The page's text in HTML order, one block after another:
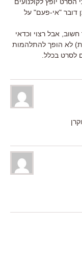
כך שכן דובר "אי-פעם" על
אבל רצוי וכדאי
לא הופך להתלהמות
לסרט בכלל.